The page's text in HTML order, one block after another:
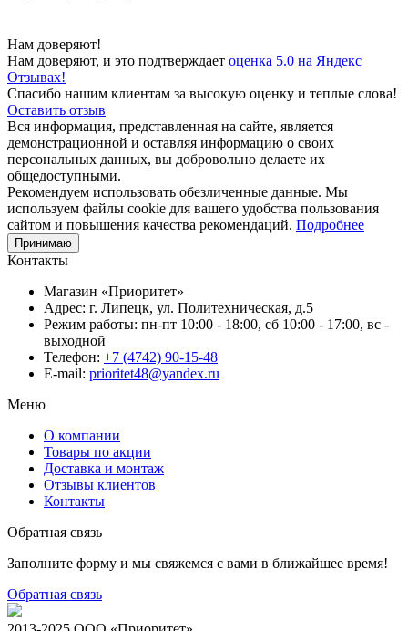
Нам доверяют!
Нам доверяют, и это подтверждает оценка 5.0 на Яндекс
Отзывах!
Спасибо нашим клиентам за высокую оценку и теплые слова!
Оставить отзыв
Вся информация, представленная на сайте, является
демонстрационной и оставляя информацию о своих
персональных данных, вы добровольно делаете их
общедоступными.
Рекомендуем использовать обезличенные данные. Мы
используем файлы cookie для вашего удобства пользования
сайтом и повышения качества рекомендаций. Подробнее
Принимаю
Контакты
Магазин «Приоритет»
Адрес: г. Липецк, ул. Политехническая, д.5
Режим работы: пн-пт 10:00 - 18:00, сб 10:00 - 17:00, вс -
выходной
Телефон: +7 (4742) 90-15-48
E-mail: prioritet48@yandex.ru
Меню
О компании
Товары по акции
Доставка и монтаж
Отзывы клиентов
Контакты
Обратная связь
Заполните форму и мы свяжемся с вами в ближайшее время!
Обратная связь